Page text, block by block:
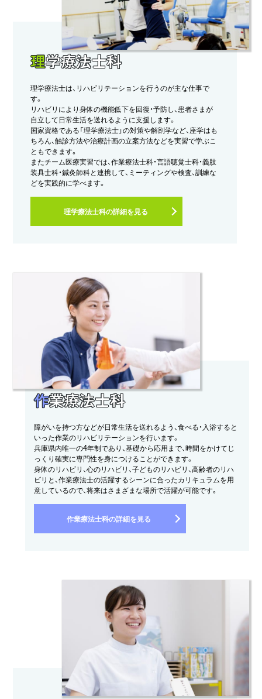
理学療法士科
理学療法士は、リハビリテーションを行うのが主な仕事で
す。
リハビリにより身体の機能低下を回復・予防し、患者さまが
自立して日常生活を送れるように支援します。
国家資格である「理学療法士」の対策や解剖学など、座学はも
ちろん、触診方法や治療計画の立案方法などを実習で学ぶこ
ともできます。
またチーム医療実習では、作業療法士科・言語聴覚士科・義肢
装具士科・鍼灸師科と連携して、ミーティングや検査、訓練な
どを実践的に学べます。
理学療法士科の詳細を見る
作業療法士科
障がいを持つ方などが日常生活を送れるよう、食べる・入浴すると
いった作業のリハビリテーションを行います。
兵庫県内唯一の4年制であり、基礎から応用まで、時間をかけてじ
っくり確実に専門性を身につけることができます。
身体のリハビリ、心のリハビリ、子どものリハビリ、高齢者のリハ
ビリと、作業療法士の活躍するシーンに合ったカリキュラムを用
意しているので、将来はさまざまな場所で活躍が可能です。
作業療法士科の詳細を見る